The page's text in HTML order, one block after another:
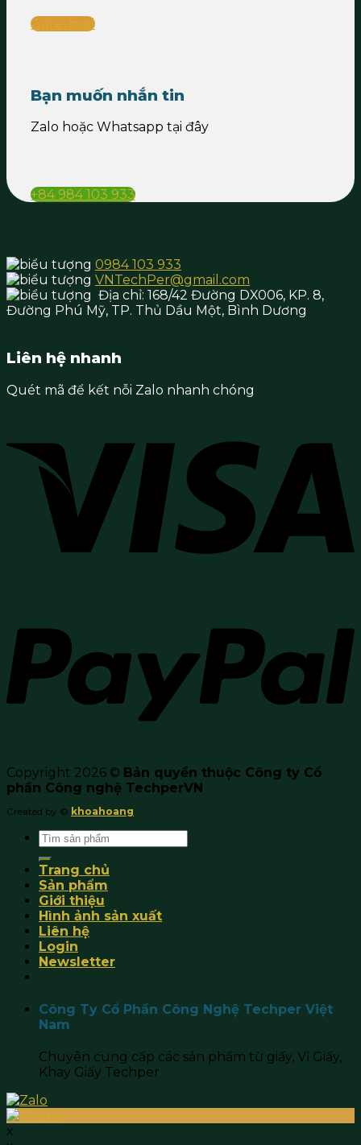
Gửi e-mail
Bạn muốn nhắn tin
Zalo hoặc Whatsapp tại đây
+84 984 103 933
0984 103 933
VNTechPer@gmail.com
Địa chỉ: 168/42 Đường DX006, KP. 8,
Đường Phú Mỹ, TP. Thủ Dầu Một, Bình Dương
Liên hệ nhanh
Quét mã để kết nỗi Zalo nhanh chóng
Copyright 2026 © Bản quyền thuộc Công ty Cổ
phần Công nghệ TechperVN
Created by © khoahoang
Search
for:
Trang chủ
Sản phẩm
Giới thiệu
Hình ảnh sản xuất
Liên hệ
Login
Newsletter
Công Ty Cổ Phần Công Nghệ Techper Việt
Nam
Chuyên cung cấp các sản phẩm từ giấy, Vỉ Giấy,
Khay Giấy Techper
x